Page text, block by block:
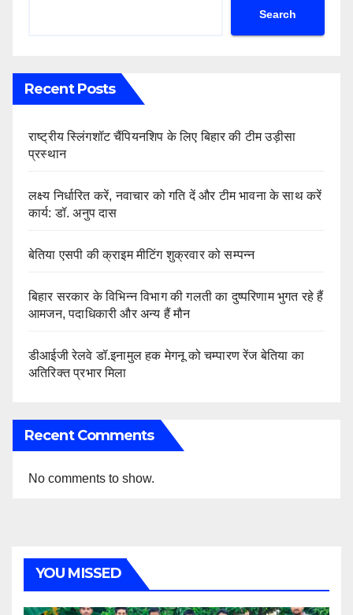
Search
Recent Posts
राष्ट्रीय स्लिंगशॉट चैंपियनशिप के लिए बिहार की टीम उड़ीसा
प्रस्थान
लक्ष्य निर्धारित करें, नवाचार को गति दें और टीम भावना के साथ करें
कार्य: डॉ. अनुप दास
बेतिया एसपी की क्राइम मीटिंग शुक्रवार को सम्पन्न
बिहार सरकार के विभिन्न विभाग की गलती का दुष्परिणाम भुगत रहे हैं
आमजन, पदाधिकारी और अन्य हैं मौन
डीआईजी रेलवे डॉ.इनामुल हक मेगनू को चम्पारण रेंज बेतिया का
अतिरिक्त प्रभार मिला
Recent Comments
No comments to show.
YOU MISSED